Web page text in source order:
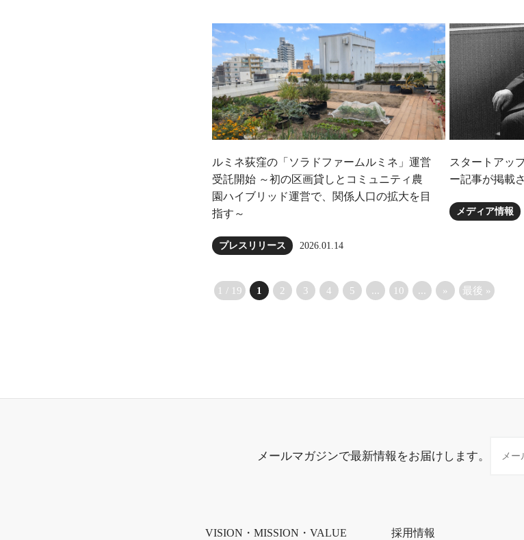
ルミネ荻窪の「ソラドファームルミネ」運営
受託開始 ～初の区画貸しとコミュニティ農
園ハイブリッド運営で、関係人口の拡大を目
指す～
プレスリリース 2026.01.14
スタートアッ
ー記事が掲載
メディア情報
1 / 19 1 2 3 4 5 ... 10 ... » 最後 »
メールマガジンで最新情報をお届けします。
VISION・MISSION・VALUE 採用情報